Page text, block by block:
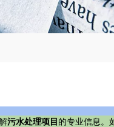
污水处理项目 的专业信息。